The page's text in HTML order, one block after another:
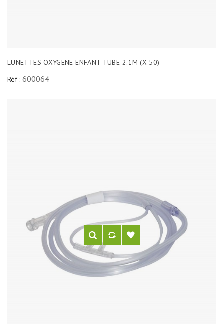
LUNETTES OXYGENE ENFANT TUBE 2.1M (X 50)
Réf : 600064